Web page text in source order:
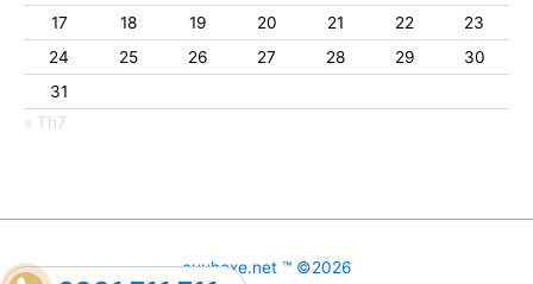
17
18 19 20 21 22
23
24
25 26 27 28 29
30
31
« Th7
cuuhoxe.net ™ ©2026